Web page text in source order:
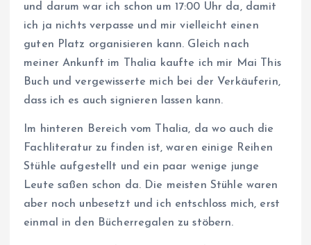
und darum war ich schon um 17:00 Uhr da, damit
ich ja nichts verpasse und mir vielleicht einen
guten Platz organisieren kann. Gleich nach
meiner Ankunft im Thalia kaufte ich mir Mai This
Buch und vergewisserte mich bei der Verkäuferin,
dass ich es auch signieren lassen kann.
Im hinteren Bereich vom Thalia, da wo auch die
Fachliteratur zu finden ist, waren einige Reihen
Stühle aufgestellt und ein paar wenige junge
Leute saßen schon da. Die meisten Stühle waren
aber noch unbesetzt und ich entschloss mich, erst
einmal in den Bücherregalen zu stöbern.